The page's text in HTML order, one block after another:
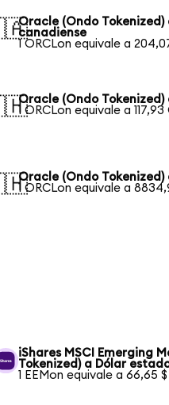
Oracle (Ondo Tokenized)
canadiense
1 ORCLon equivale a
Oracle (Ondo Tokenized)
1 ORCLon equivale a 117,93
Oracle (Ondo Tokenized)
1 ORCLon equivale a
iShares MSCI Emerging
Tokenized) a Dólar
1 EEMon equivale a 66,65 $